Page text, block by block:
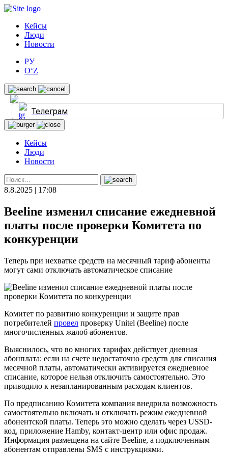
Кейсы
Люди
Новости
РУ
O‘Z
Телеграм
Кейсы
Люди
Новости
8.8.2025 | 17:08
Beeline изменил списание ежедневной
платы после проверки Комитета по
конкуренции
Теперь при нехватке средств на месячный тариф абоненты
могут сами отключать автоматическое списание
Комитет по развитию конкуренции и защите прав
потребителей провел проверку Unitel (Beeline) после
многочисленных жалоб абонентов.
Выяснилось, что во многих тарифах действует дневная
абонплата: если на счете недостаточно средств для списания
месячной платы, автоматически активируется ежедневное
списание, которое нельзя отключить самостоятельно. Это
приводило к незапланированным расходам клиентов.
По предписанию Комитета компания внедрила возможность
самостоятельно включать и отключать режим ежедневной
абонентской платы. Теперь это можно сделать через USSD-
код, приложение Hamby, контакт-центр или офис продаж.
Информация размещена на сайте Beeline, а подключенным
абонентам отправлены SMS с инструкциями.